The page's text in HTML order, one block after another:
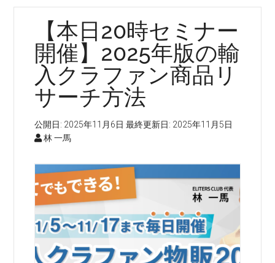
【本日20時セミナー
開催】2025年版の輸
入クラファン商品リ
サーチ方法
公開日: 2025年11月6日 最終更新日: 2025年11月5日
林 一馬